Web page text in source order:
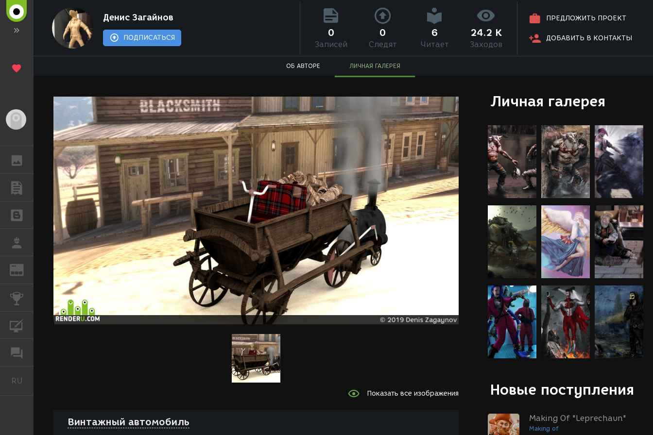
ГАЛЕРЕЯ
ПУБЛИКАЦИИ
БЛОГИ
РАБОТА
REN ЖУРНАЛ
КОНКУРСЫ
КУРСЫ
RU
Денис Загайнов
ПОДПИСАТЬСЯ
ПРЕДЛОЖИТЬ ПРОЕКТ
ДОБАВИТЬ В КОНТАКТЫ
0
Записей
0
Следят
6
Читает
24.2 K
Заходов
ОБ АВТОРЕ ЛИЧНАЯ ГАЛЕРЕЯ
Личная галерея
Новые поступления
Making Of "Leprechaun"
Making of
Показать все изображения
Винтажный автомобиль